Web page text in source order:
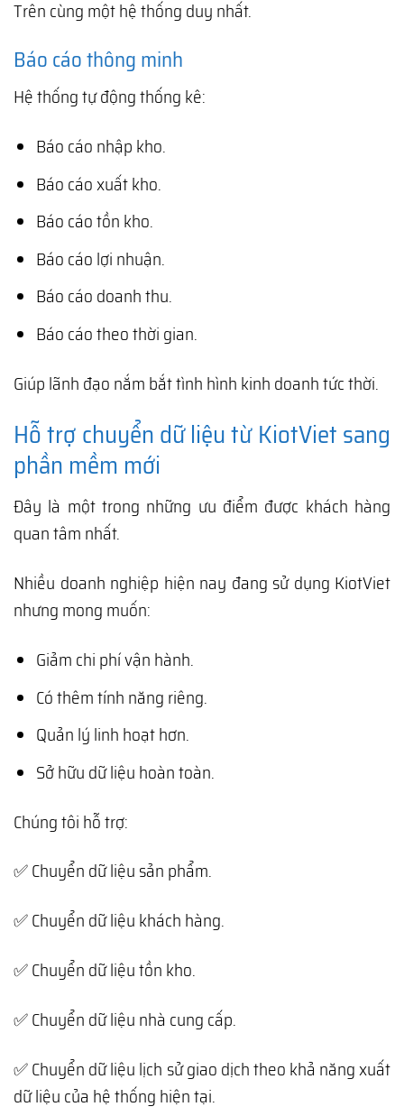
Trên cùng một hệ thống duy nhất.
Báo cáo thông minh
Hệ thống tự động thống kê:
Báo cáo nhập kho.
Báo cáo xuất kho.
Báo cáo tồn kho.
Báo cáo lợi nhuận.
Báo cáo doanh thu.
Báo cáo theo thời gian.
Giúp lãnh đạo nắm bắt tình hình kinh doanh tức thời.
Hỗ trợ chuyển dữ liệu từ KiotViet sang
phần mềm mới
Đây là một trong những ưu điểm được khách hàng
quan tâm nhất.
Nhiều doanh nghiệp hiện nay đang sử dụng KiotViet
nhưng mong muốn:
Giảm chi phí vận hành.
Có thêm tính năng riêng.
Quản lý linh hoạt hơn.
Sở hữu dữ liệu hoàn toàn.
Chúng tôi hỗ trợ:
✅ Chuyển dữ liệu sản phẩm.
✅ Chuyển dữ liệu khách hàng.
✅ Chuyển dữ liệu tồn kho.
✅ Chuyển dữ liệu nhà cung cấp.
✅ Chuyển dữ liệu lịch sử giao dịch theo khả năng xuất
dữ liệu của hệ thống hiện tại.